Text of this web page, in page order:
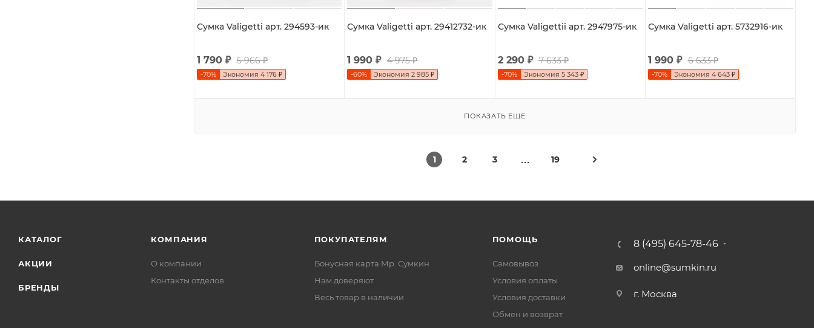
Сумка Valigetti арт. 294593-ик
1 790 ₽ 5 966₽
-70% Экономия 4 176 ₽
Сумка Valigetti арт. 29412732-ик
1 990 ₽ 4 975₽
-60% Экономия2 985 ₽
Сумка Valigettii арт. 2947975-ик
2 290₽ 7 633₽
-70% Экономия 5 343₽
Сумка Valigetti арт. 5732916-ик
1 990₽ 6 633₽
-70% Экономия 4 643₽
ПОКАЗАТЬ ЕЩЕ
1 2 3 19
КАТАЛОГ
АКЦИИ
БРЕНДЫ
КОМПАНИЯ
О компании
Контакты отделов
ПОКУПАТЕЛЯМ
Бонусная карта Мр. Сумкин
Нам доверяют
Весь товар в наличии
ПОМОЩЬ
Самовывоз
Условия оплаты
Условия доставки
Обмен и возврат
8 (495) 645-78-46
online@sumkin.ru
г. Москва